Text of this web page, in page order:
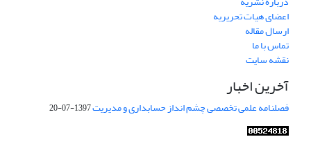
اعضای هیات تحریریه
ارسال مقاله
تماس با ما
نقشه سایت
آخرین اخبار
فصلنامه علمی تخصصی چشم انداز حسابداری و مدیریت1397-07-20